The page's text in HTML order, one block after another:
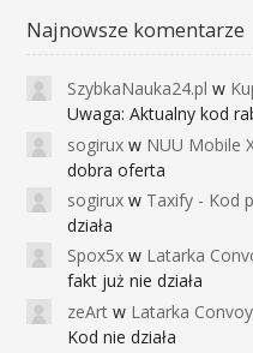
Najnowsze komentarze
SzybkaNauka24.pl w Kupon
Uwaga: Aktualny kod
sogirux w NUU Mobile X5, 5.5", 3/32GB, czujnik linii
dobra oferta
sogirux w Taxify - Kod
działa
Spox5x w Latarka Convoy S2+ za
fakt już nie działa
zeArt w Latarka Convoy S2+ za 7$
Kod nie działa